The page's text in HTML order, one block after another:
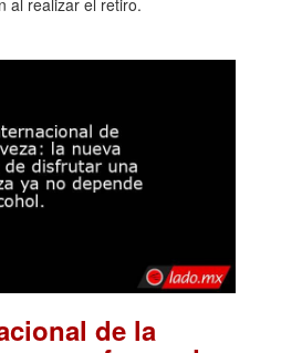
de la